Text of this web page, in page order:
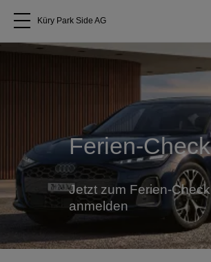
Audi kaufen
Service & Reparatur
Küry Park Side AG
Ferien-Check
Jetzt zum Ferien-Check
anmelden